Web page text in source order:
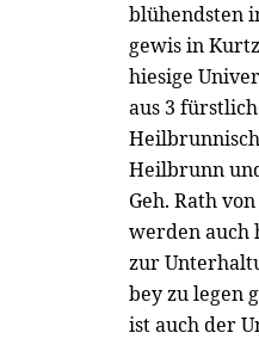
blühendsten
gewis in
hiesige
aus 3
Heilbrunn
Geh. Rath
werden auch
zur
bey zu legen
ist auch der